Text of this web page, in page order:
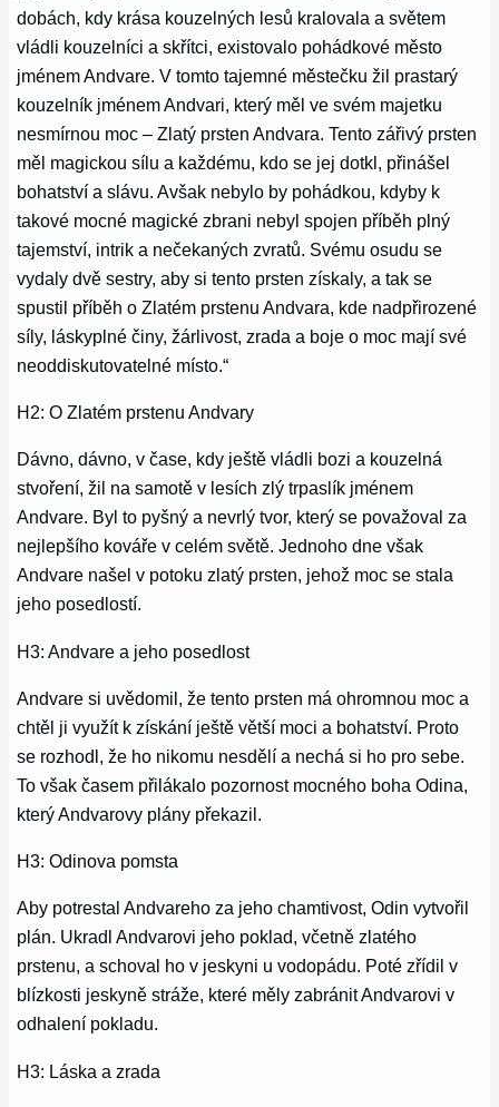
dobách, kdy krása kouzelných lesů kralovala a světem
vládli kouzelníci a skřítci, existovalo pohádkové město
jménem Andvare. V tomto tajemné městečku žil prastarý
kouzelník jménem Andvari, který měl ve svém majetku
nesmírnou moc – Zlatý prsten Andvara. Tento zářivý prsten
měl magickou sílu a každému, kdo se jej dotkl, přinášel
bohatství a slávu. Avšak nebylo by pohádkou, kdyby k
takové mocné magické zbrani nebyl spojen příběh plný
tajemství, intrik a nečekaných zvratů. Svému osudu se
vydaly dvě sestry, aby si tento prsten získaly, a tak se
spustil příběh o Zlatém prstenu Andvara, kde nadpřirozené
síly, láskyplné činy, žárlivost, zrada a boje o moc mají své
neoddiskutovatelné místo.“
H2: O Zlatém prstenu Andvary
Dávno, dávno, v čase, kdy ještě vládli bozi a kouzelná
stvoření, žil na samotě v lesích zlý trpaslík jménem
Andvare. Byl to pyšný a nevrlý tvor, který se považoval za
nejlepšího kováře v celém světě. Jednoho dne však
Andvare našel v potoku zlatý prsten, jehož moc se stala
jeho posedlostí.
H3: Andvare a jeho posedlost
Andvare si uvědomil, že tento prsten má ohromnou moc a
chtěl ji využít k získání ještě větší moci a bohatství. Proto
se rozhodl, že ho nikomu nesdělí a nechá si ho pro sebe.
To však časem přilákalo pozornost mocného boha Odina,
který Andvarovy plány překazil.
H3: Odinova pomsta
Aby potrestal Andvareho za jeho chamtivost, Odin vytvořil
plán. Ukradl Andvarovi jeho poklad, včetně zlatého
prstenu, a schoval ho v jeskyni u vodopádu. Poté zřídil v
blízkosti jeskyně stráže, které měly zabránit Andvarovi v
odhalení pokladu.
H3: Láska a zrada